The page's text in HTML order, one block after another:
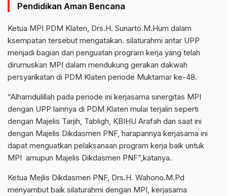
Pendidikan Aman Bencana
Ketua MPI PDM Klaten, Drs.H. Sunarto.M.Hum dalam
ksempatan tersebut mengatakan. silaturahmi antar UPP
menjadi bagian dari penguatan program kerja yang telah
dirumuskan MPI dalam mendukung gerakan dakwah
persyarikatan di PDM Klaten periode Muktamar ke-48.
“Alhamdulillah pada periode ini kerjasama sinergitas MPI
dengan UPP lainnya di PDM Klaten mulai terjalin seperti
dengan Majelis Tarjih, Tabligh, KBIHU Arafah dan saat ini
dengan Majelis Dikdasmen PNF, harapannya kerjasama ini
dapat menguatkan pelaksanaan program kerja baik untuk
MPI amupun Majelis Dikdasmen PNF”,katanya.
Ketua Mejlis Dikdasmen PNF, Drs.H. Wahono.M.Pd
menyambut baik silaturahmi dengan MPI, kerjasama